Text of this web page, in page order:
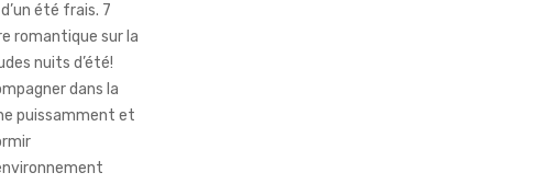
été frais. 7
romantique sur la
nuits d’été!
dans la
puissamment et